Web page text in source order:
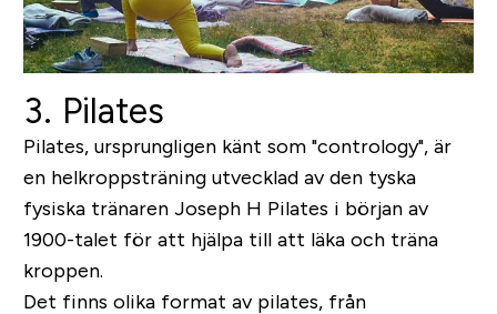
3. Pilates
Pilates, ursprungligen känt som "contrology", är
en helkroppsträning utvecklad av den tyska
fysiska tränaren Joseph H Pilates i början av
1900-talet för att hjälpa till att läka och träna
kroppen.
Det finns olika format av pilates, från